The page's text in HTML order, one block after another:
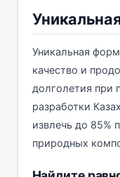
Уникальная
качество и
долголетия при
разработки
извлечь до 85%
природных